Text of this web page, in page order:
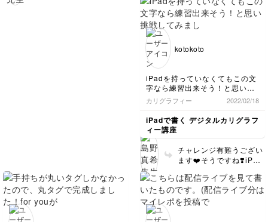
kotokoto
iPadを持っていなくてもこの文
字なら練習出来そう！と思い挑
戦してみました(*^▽^*)
アルファベットを繋げて書く時
のコツなどもぜひ知りたいです
♪
カリグラフィー 2022/02/18
iPadで書く デジタルカリグラフ
ィー講座
チャレンジ有難うござい
ます❤️そうですね❣️iPad
💕違う動画に文字の繋げ
方等のやり方をお伝えし
ているものもあるので、